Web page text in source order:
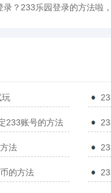
？233乐园登录的方法啦
玩
233账号的方法
法
的方法